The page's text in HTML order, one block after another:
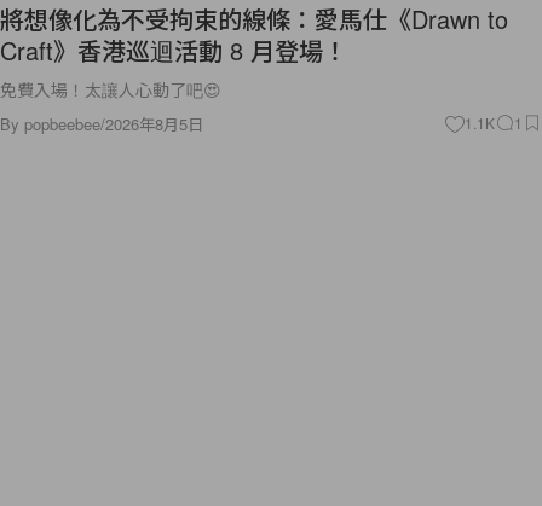
將想像化為不受拘束的線條：愛馬仕《Drawn to
Craft》香港巡迴活動 8 月登場！
免費入場！太讓人心動了吧😍
By popbeebee/2026年8月5日 1.1K 1